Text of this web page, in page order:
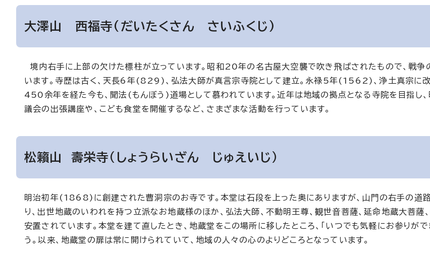
大澤山 西福寺(だいたくさん さいふくじ)
境内右手に上部の欠けた標柱が立っています。昭和20年の名古屋大空襲で吹き飛ばされたもので、戦争
います。寺歴は古く、天長6年(829)、弘法大師が真言宗寺院として建立。永禄5年(1562)、浄土真宗に改
450余年を経た今も、聞法(もんぼう)道場として慕われています。近年は地域の拠点となる寺院を目指し
議会の出張講座や、こども食堂を開催するなど、さまざまな活動を行っています。
松籟山 壽栄寺（しょうらいざん じゅえいじ）
明治初年(1868)に創建された曹洞宗のお寺です。本堂は石段を上った奥にありますが、山門の右手の道
り、出世地蔵のいわれを持つ立派なお地蔵様のほか、弘法大師、不動明王尊、観世音菩薩、延命地蔵大菩薩
安置されています。本堂を建て直したとき、地蔵堂をこの場所に移したところ、「いつでも気軽にお参りがで
う。以来、地蔵堂の扉は常に開けられていて、地域の人々の心のよりどころとなっています。